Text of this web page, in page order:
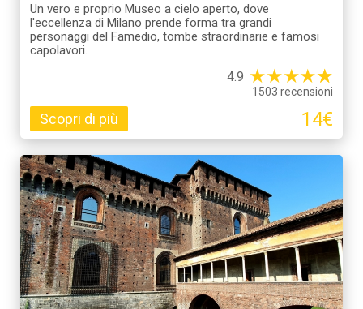
Un vero e proprio Museo a cielo aperto, dove
l'eccellenza di Milano prende forma tra grandi
personaggi del Famedio, tombe straordinarie e famosi
capolavori.
4.9 ★★★★☆
★
1503 recensioni
Scopri di più 14€